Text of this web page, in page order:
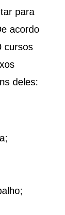
para
acordo
cursos
deles: